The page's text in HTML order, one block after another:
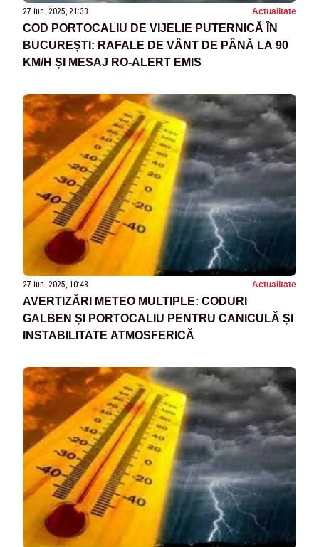
27 iun. 2025, 21:33 Actualitate
COD PORTOCALIU DE VIJELIE PUTERNICĂ ÎN
BUCUREȘTI: RAFALE DE VÂNT DE PÂNĂ LA 90
KM/H ȘI MESAJ RO-ALERT EMIS
27 iun. 2025, 10:48 Actualitate
AVERTIZĂRI METEO MULTIPLE: CODURI
GALBEN ȘI PORTOCALIU PENTRU CANICULĂ ȘI
INSTABILITATE ATMOSFERICĂ